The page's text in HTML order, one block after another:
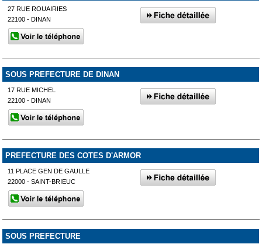
27 RUE ROUAIRIES
22100 - DINAN
SOUS PREFECTURE DE DINAN
17 RUE MICHEL
22100 - DINAN
PREFECTURE DES COTES D'ARMOR
11 PLACE GEN DE GAULLE
22000 - SAINT-BRIEUC
SOUS PREFECTURE